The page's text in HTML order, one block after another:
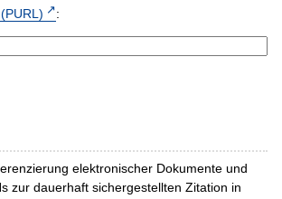
:
elektronischer Dokumente und
zur dauerhaft sichergestellten Zitation in